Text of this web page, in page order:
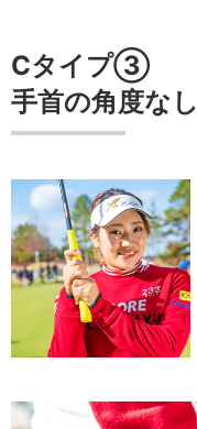
Cタイプ③
手首の角度なし